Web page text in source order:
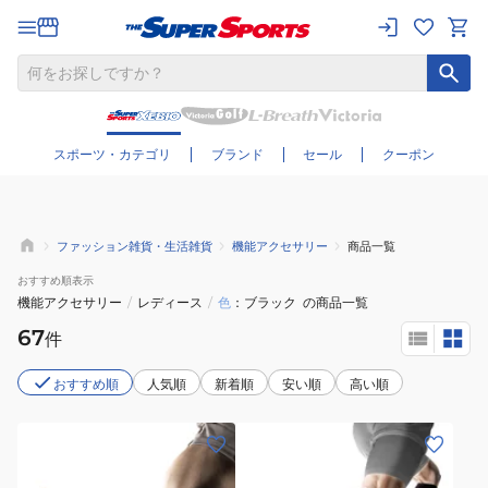
スポーツ・カテゴリ ブランド セール クーポン
さらに絞り込む
ファッション雑貨・生活雑貨 機能アクセサリー 商品一覧
おすすめ順表示
機能アクセサリー / レディース / 色 ブラック の商品一覧
67件
おすすめ順 人気順 新着順 安い順 高い順